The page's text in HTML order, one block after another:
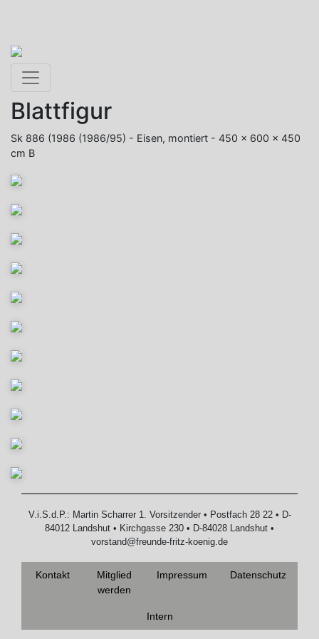
Toggle navigation
Blattfigur
Sk 886 (1986 (1986/95) - Eisen, montiert - 450 x 600 x 450
cm B
V.i.S.d.P.: Martin Scharrer 1. Vorsitzender • Postfach 28 22 • D-
84012 Landshut • Kirchgasse 230 • D-84028 Landshut •
vorstand@freunde-fritz-koenig.de
Kontakt
Mitglied
werden
Impressum Datenschutz
Intern